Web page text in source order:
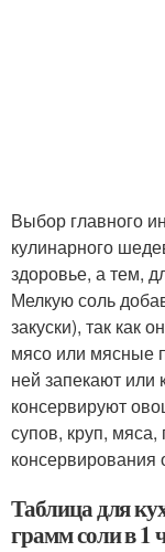
Выбор главного
кулинарного
здоровье, а тем,
Мелкую соль
закуски), так как
мясо или мясные
ней запекают или
консервируют
супов, круп,
Таблица для
грамм соли в 1